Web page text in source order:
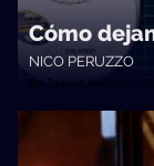
Cómo
NICO PERUZZO
No Toquen Nada •